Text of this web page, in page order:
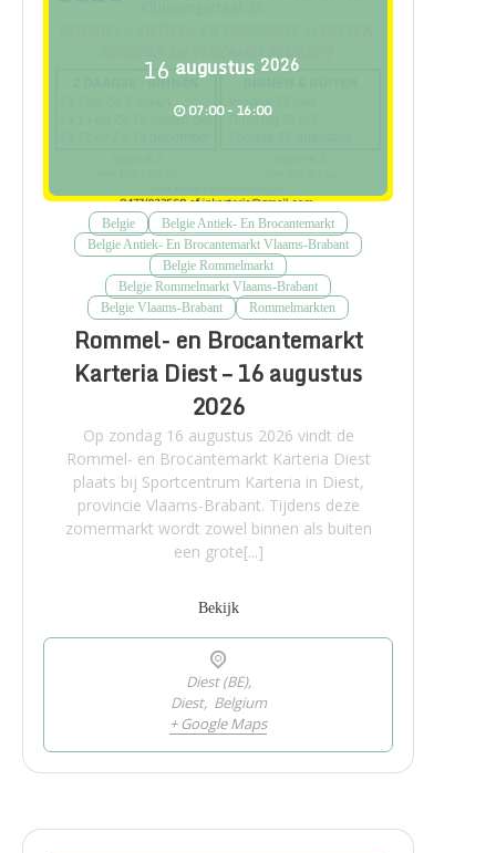
16 augustus 2026
07:00 - 16:00
Belgie
Belgie Antiek- En Brocantemarkt
Belgie Antiek- En Brocantemarkt Vlaams-Brabant
Belgie Rommelmarkt
Belgie Rommelmarkt Vlaams-Brabant
Belgie Vlaams-Brabant
Rommelmarkten
Rommel- en Brocantemarkt
Karteria Diest – 16 augustus
2026
Op zondag 16 augustus 2026 vindt de
Rommel- en Brocantemarkt Karteria Diest
plaats bij Sportcentrum Karteria in Diest,
provincie Vlaams-Brabant. Tijdens deze
zomermarkt wordt zowel binnen als buiten
een grote[...]
Bekijk
Diest (BE),
Diest, Belgium
+ Google Maps